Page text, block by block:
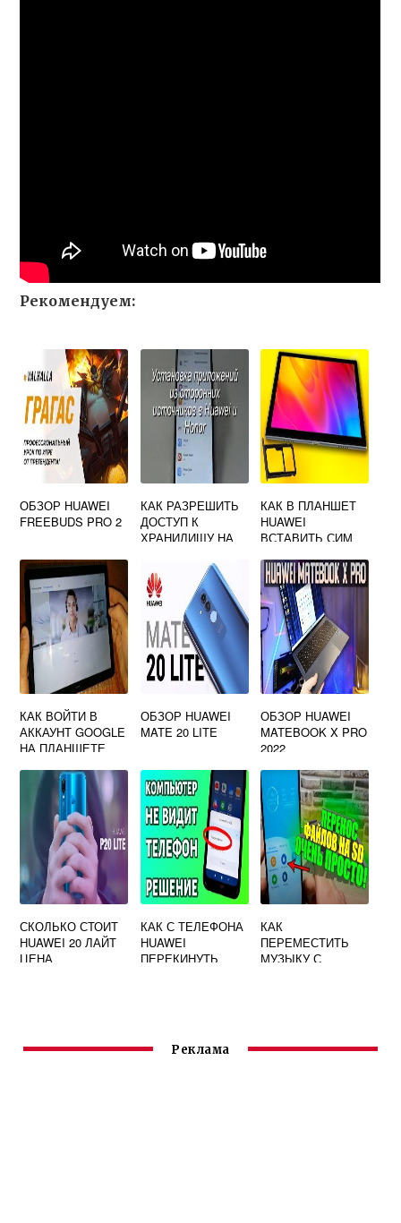
Рекомендуем:
ОБЗОР HUAWEI
FREEBUDS PRO 2
КАК РАЗРЕШИТЬ
ДОСТУП К
ХРАНИЛИЩУ НА
КАК В ПЛАНШЕТ
HUAWEI
ВСТАВИТЬ СИМ
КАК ВОЙТИ В
АККАУНТ GOOGLE
НА ПЛАНШЕТЕ
СБРОСА
НАСТРОЕК
ОБЗОР HUAWEI
MATE 20 LITE
ОБЗОР HUAWEI
MATEBOOK X PRO
2022
СКОЛЬКО СТОИТ
HUAWEI 20 ЛАЙТ
ЦЕНА
КАК С ТЕЛЕФОНА
HUAWEI
ПЕРЕКИНУТЬ
КАК
ПЕРЕМЕСТИТЬ
МУЗЫКУ С
Реклама